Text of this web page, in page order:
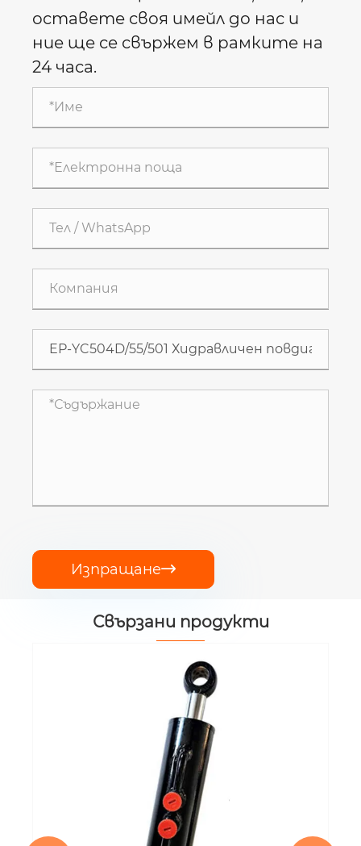
оставете своя имейл до нас и
ние ще се свържем в рамките на
24 часа.
Изпращане
Свързани продукти
EP-TEQ300.59.001A Хидравличен
повдигащ цилиндър